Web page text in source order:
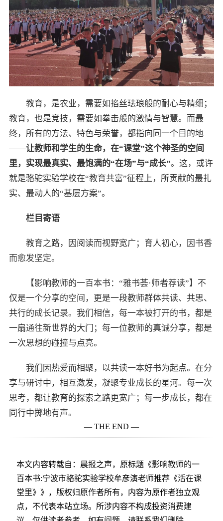
教育，是农业，需要如掐丝珐琅般的耐心与精细；
教育，也是竞技，需要如拳击般的激情与智慧。而最
终，所有的方法、特色与荣誉，都指向同一个目的地
——让教师和学生的生命，在“课堂”这个神圣的空间
里，实现最真实、最饱满的“在场”与“成长”。这，或许
就是骆驼实验学校在“教育共富”征程上，所贡献的最扎
实、最动人的“基层方案”。
栏目寄语
教育之路，因阅读而视野宽广；育人初心，因书香
而愈发坚定。
【影响教师的一百本书：“雅书荟·师者荐读”】不
仅是一个分享的空间，更是一段教师群体共读、共思、
共行的成长记录。我们相信，每一本被打开的书，都是
一扇通往新世界的大门；每一位教师的真诚分享，都是
一次思想的碰撞与点亮。
我们因热爱而相聚，以共读一本好书为起点。在分
享与研讨中，相互激发，凝聚专业成长的星河。每一次
思考，都让教育的探索之路更宽广；每一步成长，都在
同行中掷地有声。
— THE END —
本文内容转载自：晨报之声，原标题《影响教师的一
百本书:宁波市骆驼实验学校牟彦演老师推荐《活在课
堂里》》，版权归原作者所有，内容为原作者独立观
点，不代表本站立场。所涉内容不构成投资消费建